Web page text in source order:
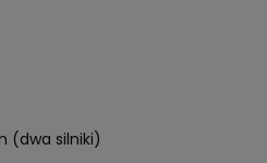
(dwa silniki)